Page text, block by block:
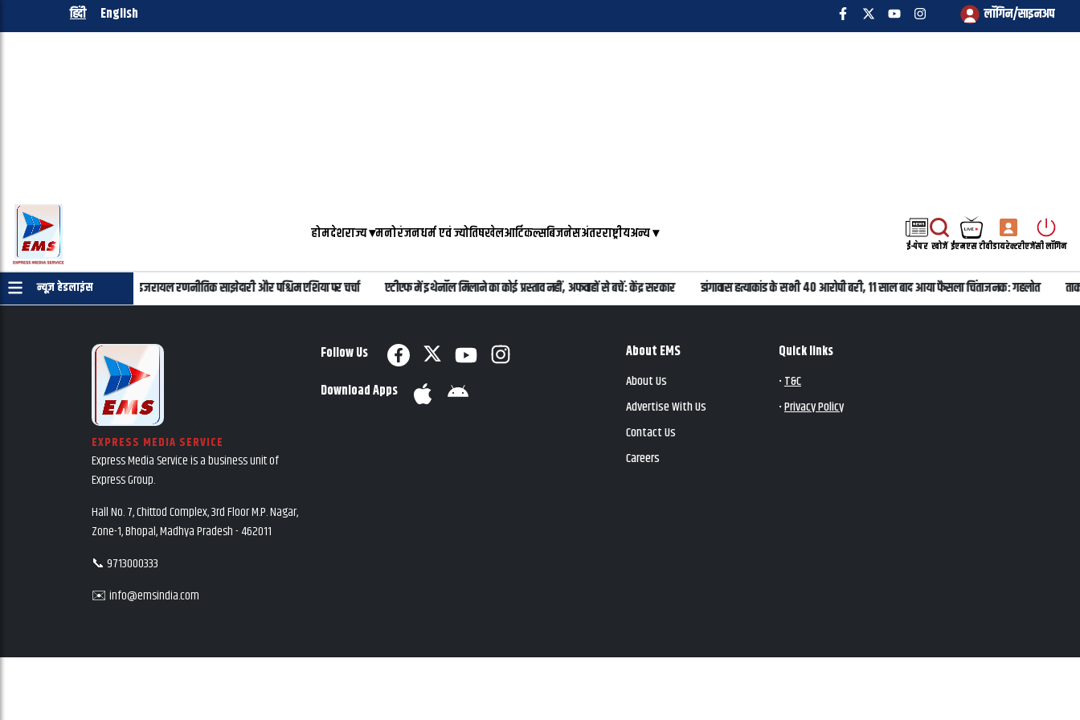
हिंदी English लॉगिन/साइनअप
होमदेशराज्य▾मनोरंजनधर्म एवं ज्योतिषखेलआर्टिकल्सबिजनेसअंतरराष्ट्रीयअन्य▾
ई-पेपर खोजें ईएमएस टीवीडायरेक्टरीएजेंसी लॉगिन
न्यूज़ हेडलाइंस
की फोन पर बातचीत, भारत-इजरायल रणनीतिक साझेदारी और पश्चिम एशिया पर चर्चा एटीएफ में इथेनॉल मिलाने का कोई प्रस्ताव नहीं, अफवाहों से बचें: केंद्र सरकार डांगावास हत्याकांड के सभी 40 आरोपी बरी, 11 साल बाद आया फैसला चिंताजनक: गहलोत
EXPRESS MEDIA SERVICE
Express Media Service is a business unit of
Express Group.
Hall No. 7, Chittod Complex, 3rd Floor M.P. Nagar,
Zone-1, Bhopal, Madhya Pradesh - 462011
📞 9713000333
✉️ info@emsindia.com
Follow Us
Download Apps
About EMS
About Us
Advertise With Us
Contact Us
Careers
Quick links
•T&C
•Privacy Policy